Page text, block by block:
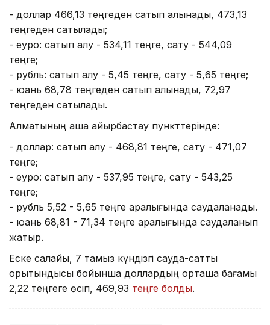
- доллар 466,13 теңгеден сатып алынады, 473,13
теңгеден сатылады;
- еуро: сатып алу - 534,11 теңге, сату - 544,09
теңге;
- рубль: сатып алу - 5,45 теңге, сату - 5,65 теңге;
- юань 68,78 теңгеден сатып алынады, 72,97
теңгеден сатылады.
Алматының ақша айырбастау пункттерінде:
- доллар: сатып алу - 468,81 теңге, сату - 471,07
теңге;
- еуро: сатып алу - 537,95 теңге, сату - 543,25
теңге;
- рубль 5,52 - 5,65 теңге аралығында саудаланады.
- юань 68,81 - 71,34 теңге аралығында саудаланып
жатыр.
Еске салайық, 7 тамыз күндізгі сауда-саттық
қорытындысы бойынша доллардың орташа бағамы
2,22 теңгеге өсіп, 469,93 теңге болды.